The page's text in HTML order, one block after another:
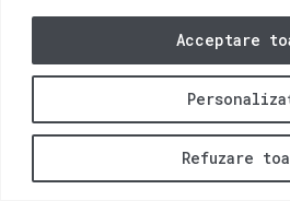
Refuzare
Acceptare
2026 © Open Bar